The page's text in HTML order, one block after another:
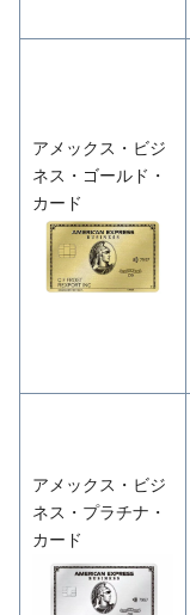
アメックス・ビジ
ネス・ゴールド・
カード
アメックス・ビジ
ネス・プラチナ・
カード